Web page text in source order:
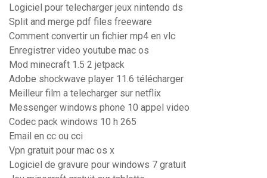
Logiciel pour telecharger jeux nintendo ds
Split and merge pdf files freeware
Comment convertir un fichier mp4 en vlc
Enregistrer video youtube mac os
Mod minecraft 1.5 2 jetpack
Adobe shockwave player 11.6 télécharger
Meilleur film a telecharger sur netflix
Messenger windows phone 10 appel video
Codec pack windows 10 h 265
Email en cc ou cci
Vpn gratuit pour mac os x
Logiciel de gravure pour windows 7 gratuit